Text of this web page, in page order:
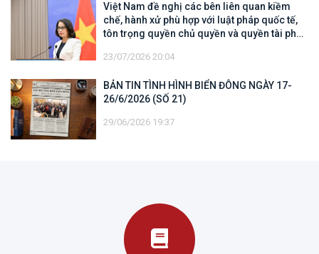
Việt Nam đề nghị các bên liên quan kiềm
chế, hành xử phù hợp với luật pháp quốc tế,
tôn trọng quyền chủ quyền và quyền tài phán
địa của quốc gia ven biển
23/07/2026 20:04
BẢN TIN TÌNH HÌNH BIỂN ĐÔNG NGÀY 17-
26/6/2026 (SỐ 21)
29/06/2026 19:37